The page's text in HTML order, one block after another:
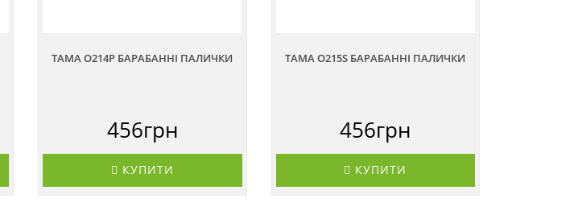
TAMA O214P БАРАБАННІ ПАЛИЧКИ
456грн
КУПИТИ
TAMA O215S БАРАБАННІ ПАЛИЧКИ
456грн
КУПИТИ